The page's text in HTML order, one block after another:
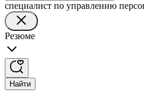
специалист по управлению
Резюме
Найти